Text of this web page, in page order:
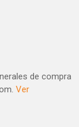
de compra
Ver